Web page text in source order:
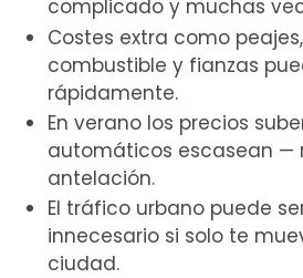
complicado y muchas
Costes extra como
combustible y fianzas
rápidamente.
En verano los precios
automáticos escasean —
antelación.
El tráfico urbano puede
innecesario si solo te
ciudad.